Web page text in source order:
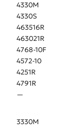
4330M
4330S
463516R
463021R
4768-10F
4572-10
4251R
4791R
—
3330M